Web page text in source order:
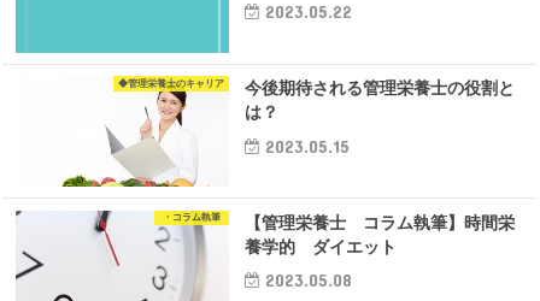
2023.05.22
◆管理栄養士のキャリア
今後期待される管理栄養士の役割と
は？
2023.05.15
・コラム執筆
【管理栄養士 コラム執筆】時間栄
養学的 ダイエット
2023.05.08